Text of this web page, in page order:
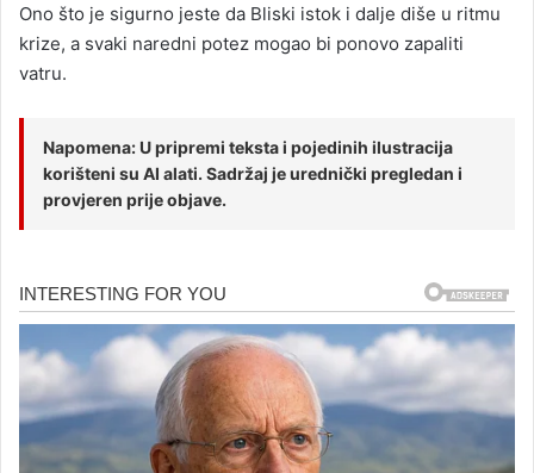
Ono što je sigurno jeste da Bliski istok i dalje diše u ritmu
krize, a svaki naredni potez mogao bi ponovo zapaliti
vatru.
Napomena: U pripremi teksta i pojedinih ilustracija
korišteni su AI alati. Sadržaj je urednički pregledan i
provjeren prije objave.